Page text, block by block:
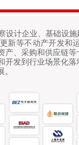
设计企业、基础设
新等不动产开发和
产、采购和供应链
开发到行业场景化